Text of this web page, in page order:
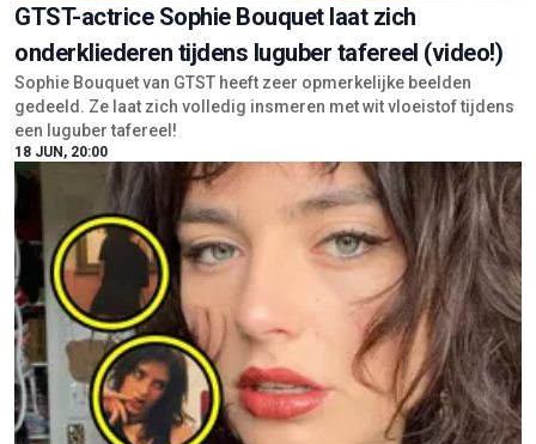
GTST-actrice Sophie Bouquet laat zich
onderkliederen tijdens luguber tafereel (video!)
Sophie Bouquet van GTST heeft zeer opmerkelijke beelden
gedeeld. Ze laat zich volledig insmeren met wit vloeistof tijdens
een luguber tafereel!
18 JUN, 20:00